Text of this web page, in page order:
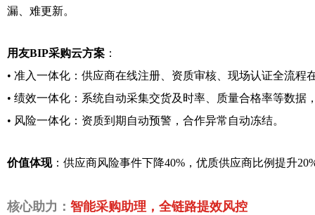
漏、难更新。
用友BIP采购云方案 ：
• 准入一体化：供应商在线注册、资质审核、现场认证全流程
• 绩效一体化：系统自动采集交货及时率、质量合格率等数据
• 风险一体化：资质到期自动预警，合作异常自动冻结。
价值体现：供应商风险事件下降40%，优质供应商比例提升
核心助力： 智能采购助理，全链路提效风控